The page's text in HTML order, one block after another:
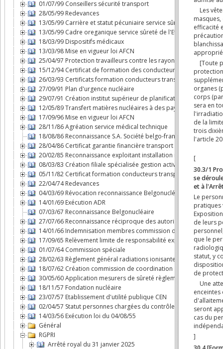
01/07/99 Conseillers sécurité transport
28/05/99 Redevances
13/05/99 Carrière et statut pécuniaire service sûreté de l'Etat
13/05/99 Cadre oreganique service sûreté de l'Etat dans le
18/03/99 Dispositifs médicaux
13/03/98 Mise en vigueur loi AFCN
25/04/97 Protection travailleurs contre les rayonnements
15/12/94 Certificat de formation des conducteurs transport
26/03/93 Certificats formation conducteurs transport par route
27/09/91 Plan d'urgence nucléaire
29/07/91 Création institut supérieur de planification d'urgence
12/05/89 Transfert matières nucléaires à des pays non dotés
17/09/96 Mise en vigueur loi AFCN
28/11/86 Agréation service médical technique
18/08/86 Reconnaissance S.A. Société belgo-française d'énergie
28/04/86 Certificat garantie financière transport substances
20/02/85 Reconnaissance exploitant installation nucléaire
08/03/83 Création filiale spécialisée gestion activités du cycle
05/11/82 Certificat formation conducteurs transport par route
22/04/74 Redevances
04/03/69 Révocation reconnaissance Belgonucléaire
14/01/69 Exécution ADR
07/03/67 Reconnaissance Belgonucléaire
27/07/66 Reconnaissance réciproque des autorisations dans le
14/01/66 Indemnisation membres commission d'agréation des
17/09/65 Relèvement limite de responsabilité exploitant
01/07/64 Commission spéciale
28/02/63 Règlement général radiations ionisantes
18/07/62 Création commission de coordination
30/05/60 Application mesurers de sûreté règlement n°3 du
18/11/57 Fondation nucléaire
23/07/57 Etablissement d'utilité publique CEN
02/04/57 Statut personnes chargées du contrôle en exécution
14/03/56 Exécution loi du 04/08/55
Général
RGPRI
Arrêté royal du 31 janvier 2025